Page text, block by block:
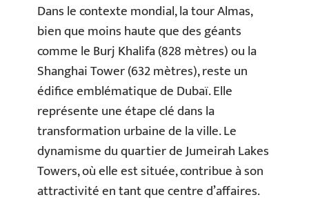
Dans le contexte mondial, la tour Almas,
bien que moins haute que des géants
comme le Burj Khalifa (828 mètres) ou la
Shanghai Tower (632 mètres), reste un
édifice emblématique de Dubaï. Elle
représente une étape clé dans la
transformation urbaine de la ville. Le
dynamisme du quartier de Jumeirah Lakes
Towers, où elle est située, contribue à son
attractivité en tant que centre d’affaires.